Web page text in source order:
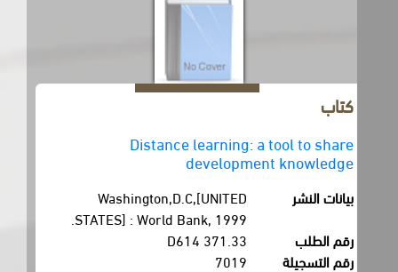
Distance learning: a tool to share
development knowledge
بيانات النشر
Washington,D.C,[UNITED
STATES] : World Bank, 1999.
رقم الطلب
371.33 D614
رقم التسجيلة
7019